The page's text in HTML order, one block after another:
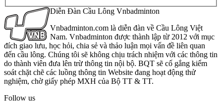
Diễn Đàn Cầu Lông Vnbadminton
Vnbadminton.com là diễn đàn về Cầu Lông Việt
Nam. Vnbadminton được thành lập từ 2012 với mục
đích giao lưu, học hỏi, chia sẻ và thảo luận mọi vấn đề liên quan
đến cầu lông. Chúng tôi sẽ không chịu trách nhiệm với các thông tin
do thành viên đưa lên trừ thông tin nội bộ. BQT sẽ cố gắng kiểm
soát chặt chẽ các luồng thông tin Website đang hoạt động thử
nghiệm, chờ giấy phép MXH của Bộ TT & TT.
Follow us